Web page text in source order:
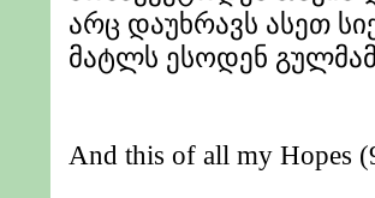
არც დაუხრავს ასეთ
მატლს ესოდენ
And this of all my Hopes